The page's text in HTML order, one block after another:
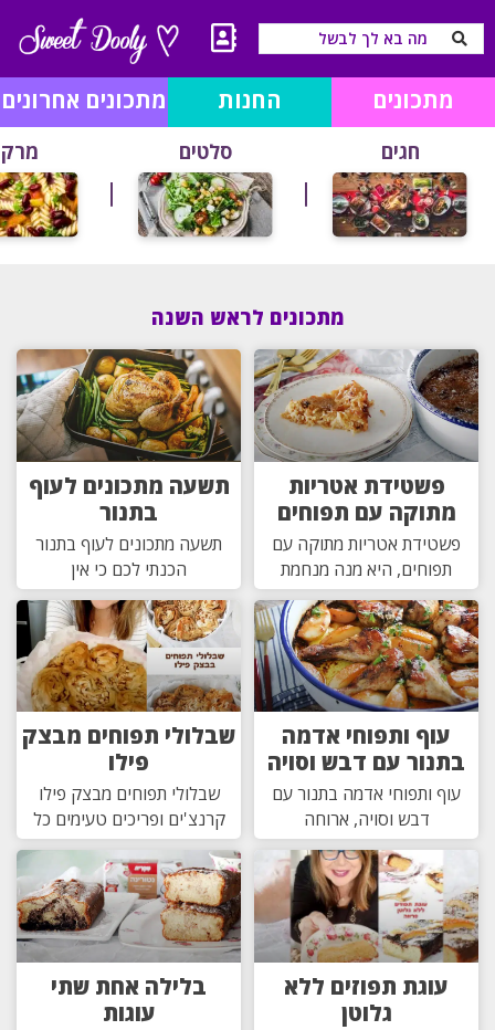
מתכונים החנות מתכונים אחרונים
חגים סלטים
מתכונים לראש השנה
פשטידת אטריות
מתוקה עם תפוחים
פשטידת אטריות מתוקה עם
תפוחים, היא מנה מנחמת
תשעה מתכונים לעוף
בתנור
תשעה מתכונים לעוף בתנור
הכנתי לכם כי אין
עוף ותפוחי אדמה
בתנור עם דבש וסויה
עוף ותפוחי אדמה בתנור עם
דבש וסויה, ארוחה
שבלולי תפוחים מבצק
פילו
שבלולי תפוחים מבצק פילו
קרנצ'ים ופריכים טעימים כל
עוגת תפוזים ללא
גלוטן
בלילה אחת שתי
עוגות